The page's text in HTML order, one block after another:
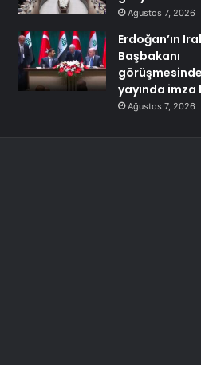
Ağustos 7, 2026
Erdoğan’ın
Başbakanı
yayında imza
Ağustos 7, 2026